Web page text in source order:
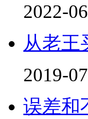
2022-
从老王
2019-
误差和